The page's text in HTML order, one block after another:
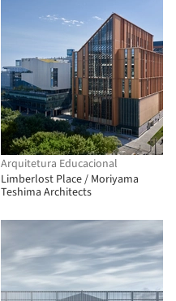
Arquitetura Educacional
Limberlost Place / Moriyama
Teshima Architects